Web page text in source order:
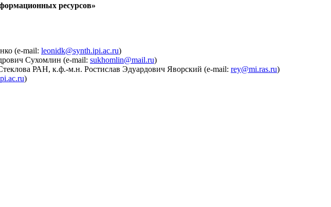
ресурсов»
(e-mail: leonidk@synth.ipi.ac.ru)
Сухомлин (e-mail: sukhomlin@mail.ru)
РАН, к.ф.-м.н. Ростислав Эдуардович Яворский (e-mail: rey@mi.ras.ru)
)